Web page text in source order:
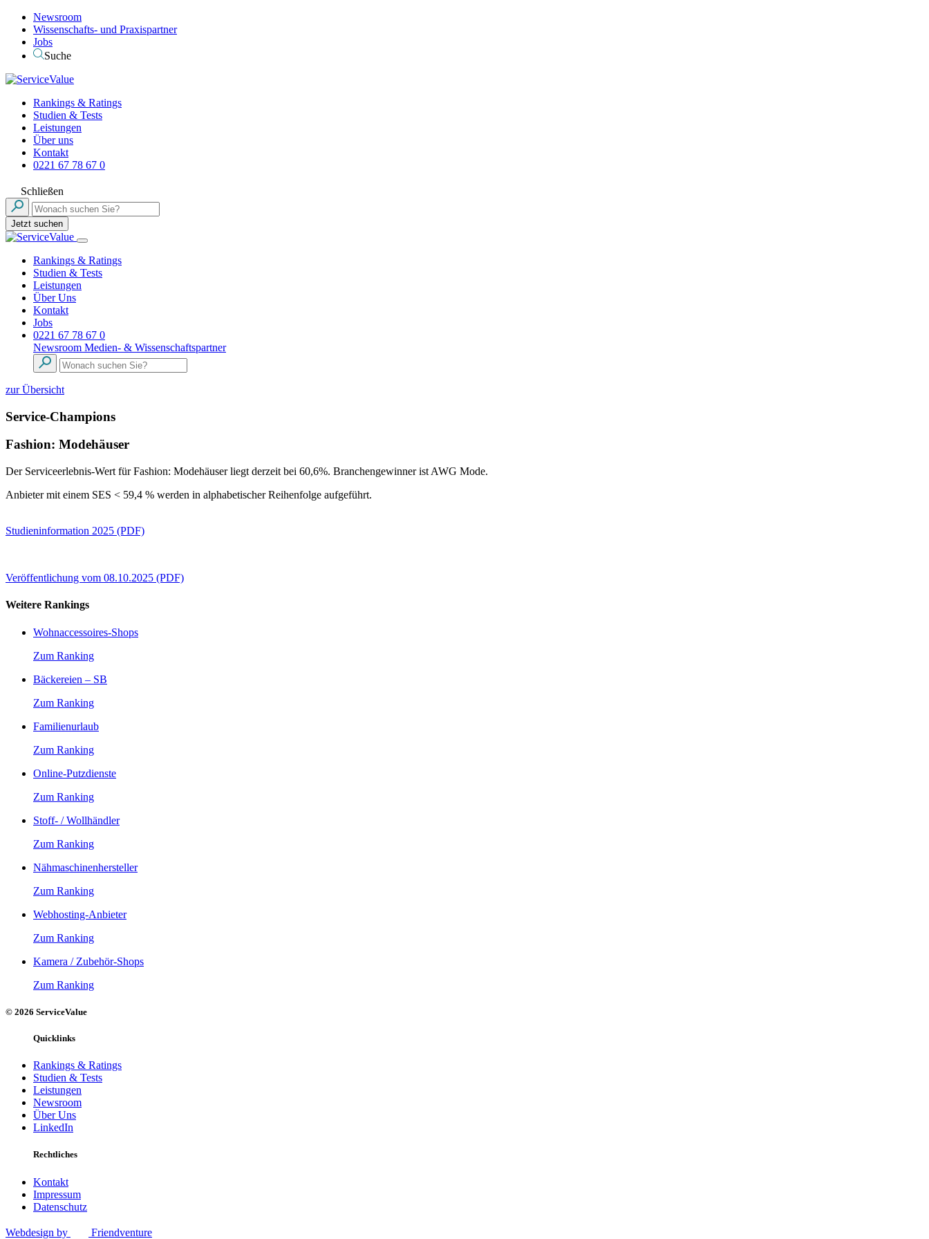
Newsroom
Wissenschafts- und Praxispartner
Jobs
Suche
Rankings & Ratings
Studien & Tests
Leistungen
Über uns
Kontakt
0221 67 78 67 0
Schließen
Jetzt suchen
Rankings & Ratings
Studien & Tests
Leistungen
Über Uns
Kontakt
Jobs
0221 67 78 67 0
Newsroom Medien- & Wissenschaftspartner
zur Übersicht
Service-Champions
Fashion: Modehäuser
Der Serviceerlebnis-Wert für Fashion: Modehäuser liegt derzeit bei 60,6%. Branchengewinner ist AWG Mode.
Anbieter mit einem SES < 59,4 % werden in alphabetischer Reihenfolge aufgeführt.
Studieninformation 2025 (PDF)
Veröffentlichung vom 08.10.2025 (PDF)
Weitere Rankings
Wohnaccessoires-Shops
Zum Ranking
Bäckereien – SB
Zum Ranking
Familienurlaub
Zum Ranking
Online-Putzdienste
Zum Ranking
Stoff- / Wollhändler
Zum Ranking
Nähmaschinenhersteller
Zum Ranking
Webhosting-Anbieter
Zum Ranking
Kamera / Zubehör-Shops
Zum Ranking
© 2026 ServiceValue
Quicklinks
Rankings & Ratings
Studien & Tests
Leistungen
Newsroom
Über Uns
LinkedIn
Rechtliches
Kontakt
Impressum
Datenschutz
Webdesign by Friendventure